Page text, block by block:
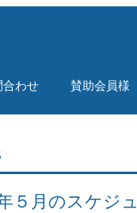
合わせ 賛助会員様
５月のスケジ